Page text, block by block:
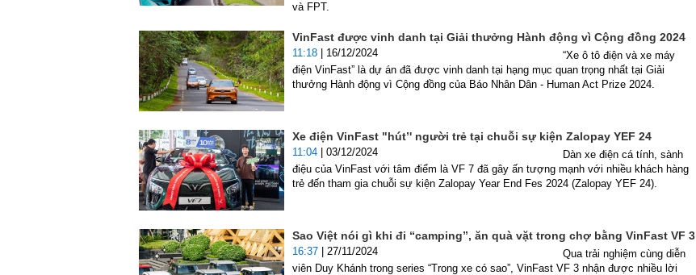
và FPT.
VinFast được vinh danh tại Giải thưởng Hành động vì Cộng đồng 2024
11:18 | 16/12/2024
“Xe ô tô điện và xe máy
điện VinFast” là dự án đã được vinh danh tại hạng mục quan trọng nhất tại Giải
thưởng Hành động vì Cộng đồng của Báo Nhân Dân - Human Act Prize 2024.
Xe điện VinFast "hút’' người trẻ tại chuỗi sự kiện Zalopay YEF 24
11:04 | 03/12/2024
Dàn xe điện cá tính, sành
điệu của VinFast với tâm điểm là VF 7 đã gây ấn tượng mạnh với nhiều khách hàng
trẻ đến tham gia chuỗi sự kiện Zalopay Year End Fes 2024 (Zalopay YEF 24).
Sao Việt nói gì khi đi “camping”, ăn quà vặt trong chợ bằng VinFast VF 3
16:37 | 27/11/2024
Qua trải nghiệm cùng diễn
viên Duy Khánh trong series “Trong xe có sao”, VinFast VF 3 nhận được nhiều lời